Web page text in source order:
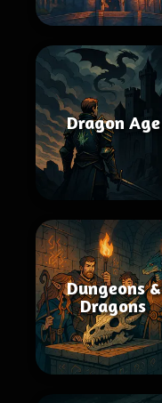
Dragon Age
Dungeons &
Dragons